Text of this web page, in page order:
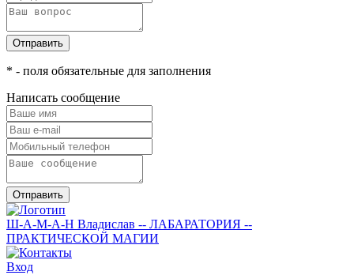
Отправить
* - поля обязательные для заполнения
Написать сообщение
Отправить
Ш-А-М-А-Н Владислав -- ЛАБАРАТОРИЯ --
ПРАКТИЧЕСКОЙ МАГИИ
Вход